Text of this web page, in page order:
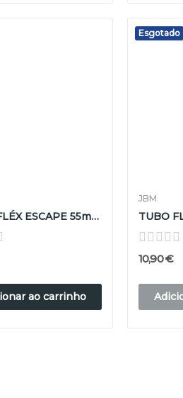
TUBO FLÉX ESCAPE 55mm D X 100mm L
ao carrinho
Esgotado
JBM
10,90 €